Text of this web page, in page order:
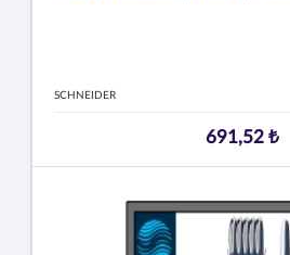
SCHNEIDER
691,52 ₺